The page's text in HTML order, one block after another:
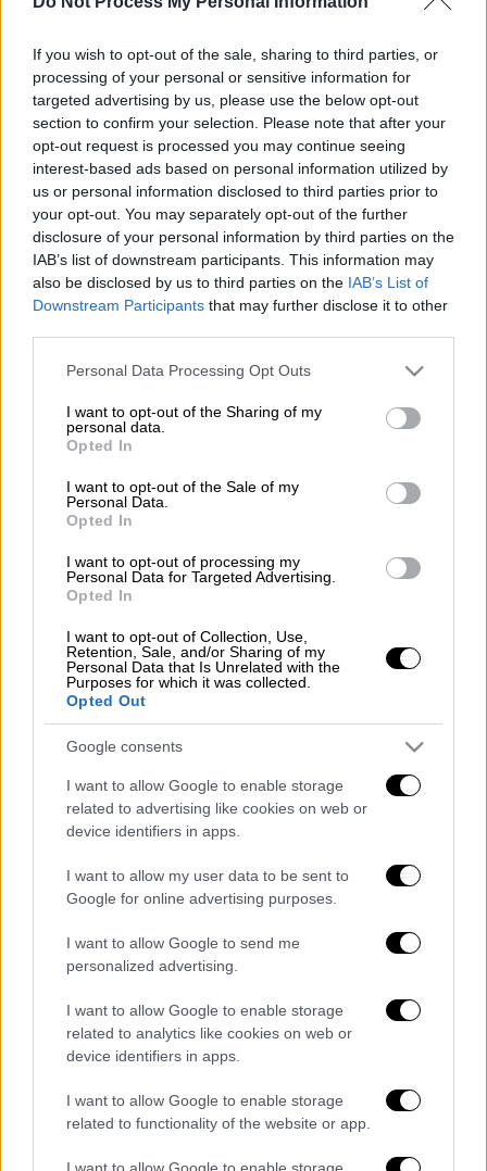
If you wish to opt-out of the sale, sharing to third parties, or
processing of your personal or sensitive information for
targeted advertising by us, please use the below opt-out
section to confirm your selection. Please note that after your
opt-out request is processed you may continue seeing
interest-based ads based on personal information utilized by
us or personal information disclosed to third parties prior to
your opt-out. You may separately opt-out of the further
disclosure of your personal information by third parties on the
IAB’s list of downstream participants. This information may
also be disclosed by us to third parties on the IAB’s List of
Downstream Participants that may further disclose it to other
Please note that this website/app uses one or more Google
not limited to your visit or usage behaviour. You may click to
grant or deny consent to Google and its third-party tags to
use your data for below specified purposes in below Google
consent section.
Personal Data Processing Opt Outs
I want to opt-out of the Sharing of my
personal data.
Opted In
I want to opt-out of the Sale of my
Personal Data.
Opted In
I want to opt-out of processing my
Personal Data for Targeted Advertising.
Opted In
I want to opt-out of Collection, Use,
Retention, Sale, and/or Sharing of my
Personal Data that Is Unrelated with the
Purposes for which it was collected.
Opted Out
Google consents
I want to allow Google to enable storage
related to advertising like cookies on web or
device identifiers in apps.
I want to allow my user data to be sent to
Google for online advertising purposes.
I want to allow Google to send me
personalized advertising.
I want to allow Google to enable storage
related to analytics like cookies on web or
device identifiers in apps.
I want to allow Google to enable storage
related to functionality of the website or app.
I want to allow Google to enable storage
(Copyright: Eurokinissi/MotionTeam/Γιώργος Κωνσταντινίδης)
Προσθέστε το ΕΘΝΟΣ στη Google
Ακριβά πλήρωσαν τοπάρτι γενεθλίωνπου
έκαναν, αψηφώντας το lockdownλόγω
Το απόγευμα, το 100 δέχθηκε κλίση για
δυνατή μουσική. Οι αστυνομικοί που
έφτασαν στο σημείο, διαπίστωσαν ότι στο
διαμέρισμα είχανπάρτι γενεθλίων
. Στον
ιδιοκτήτη του διαμερίσματος επιβλήθηκε
καλεσμένους του,πρόστιμο 300 ευρώγια
άσκοπη μετακίνηση.
Βροχή ταπρόστιμαγια άσκοπη μετακίνηση
έπεσαν και στην Αθήνα.
Από το Μίσιγκαν στον Λευκό Οίκο: Τι
σημαίνει η νίκη του Αμπντούλ Ελ-Σαγέντ
O στρατηγός ήταν σχιζοφρενής, εμμονικός,
Εκείνος που άλλαξε την πορεία της